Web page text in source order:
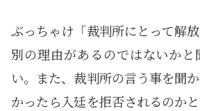
ぶっちゃけ「裁判所にとって解放
別の理由があるのではないかと
い。また、裁判所の言う事を聞
かったら入廷を拒否されるのか